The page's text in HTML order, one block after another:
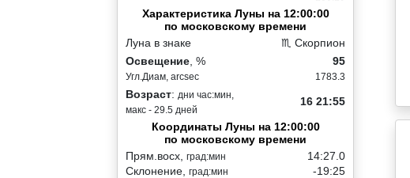
Характеристика Луны на 12:00:00
по московскому времени
Луна в знаке
♏ Скорпион
Освещение , %
Угл.Диам, arcsec
95
1783.3
Возраст: дни час:мин,
макс - 29.5 дней
16 21:55
Координаты Луны на 12:00:00
по московскому времени
Прям.восх, град:мин
Склонение, град:мин
14:27.0
-19:25